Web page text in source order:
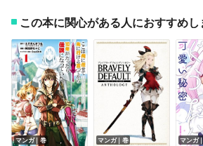
この本に関心がある人におすすめし
マンガ｜巻 マンガ｜巻 マンガ